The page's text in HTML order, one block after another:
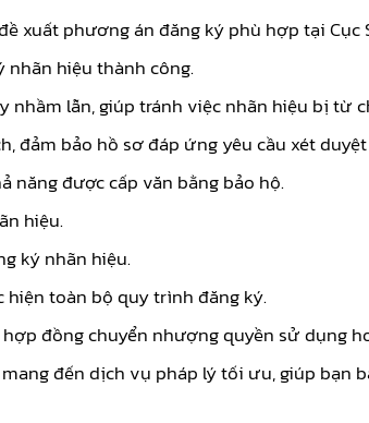
xuất phương án đăng ký phù hợp tại
nhãn hiệu thành công.
nhầm lẫn, giúp tránh việc nhãn hiệu bị từ
đảm bảo hồ sơ đáp ứng yêu cầu xét
năng được cấp văn bằng bảo hộ.
hiệu.
ký nhãn hiệu.
toàn bộ quy trình đăng ký.
đồng chuyển nhượng quyền sử dụng
đến dịch vụ pháp lý tối ưu, giúp bạn